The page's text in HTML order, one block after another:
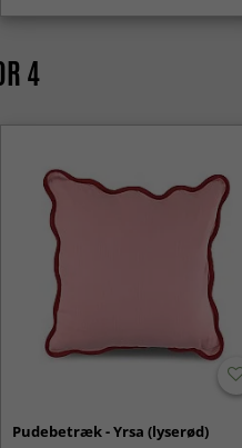
4
Pudebetræk - Yrsa (lyserød)